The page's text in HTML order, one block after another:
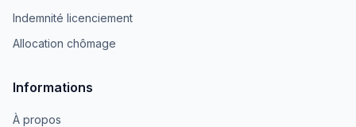
Indemnité licenciement
Allocation chômage
Informations
À propos